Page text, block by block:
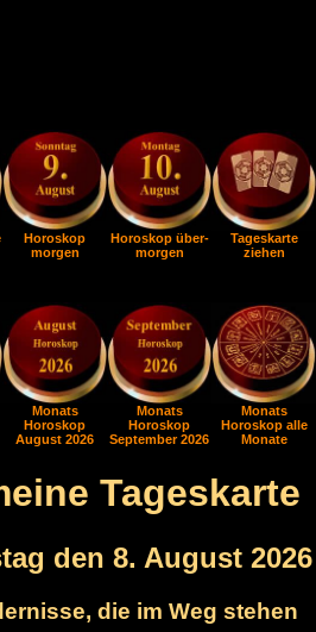
Horoskop
morgen
Horoskop über-
morgen
Tageskarte
ziehen
Monats
Horoskop
August 2026
Monats
Horoskop
September 2026
Monats
Horoskop alle
Monate
Tageskarte
den 8. August 2026
die im Weg stehen